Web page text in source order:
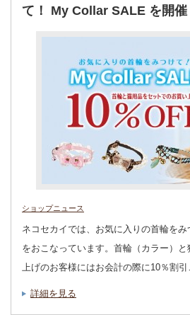
て！ My Collar SALE を開催
ショップニュース
ネコセカイでは、お気に入りの首輪を
をおこなっています。首輪（カラー）
上げのお客様にはお会計の際に10％割引
詳細を見る